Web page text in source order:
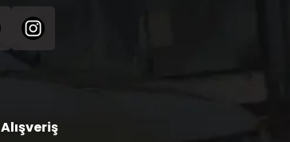
Alışveriş